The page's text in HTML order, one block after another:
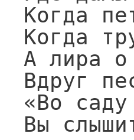
Когда
Когда
А лира о
Вдруг
«Во
Вы